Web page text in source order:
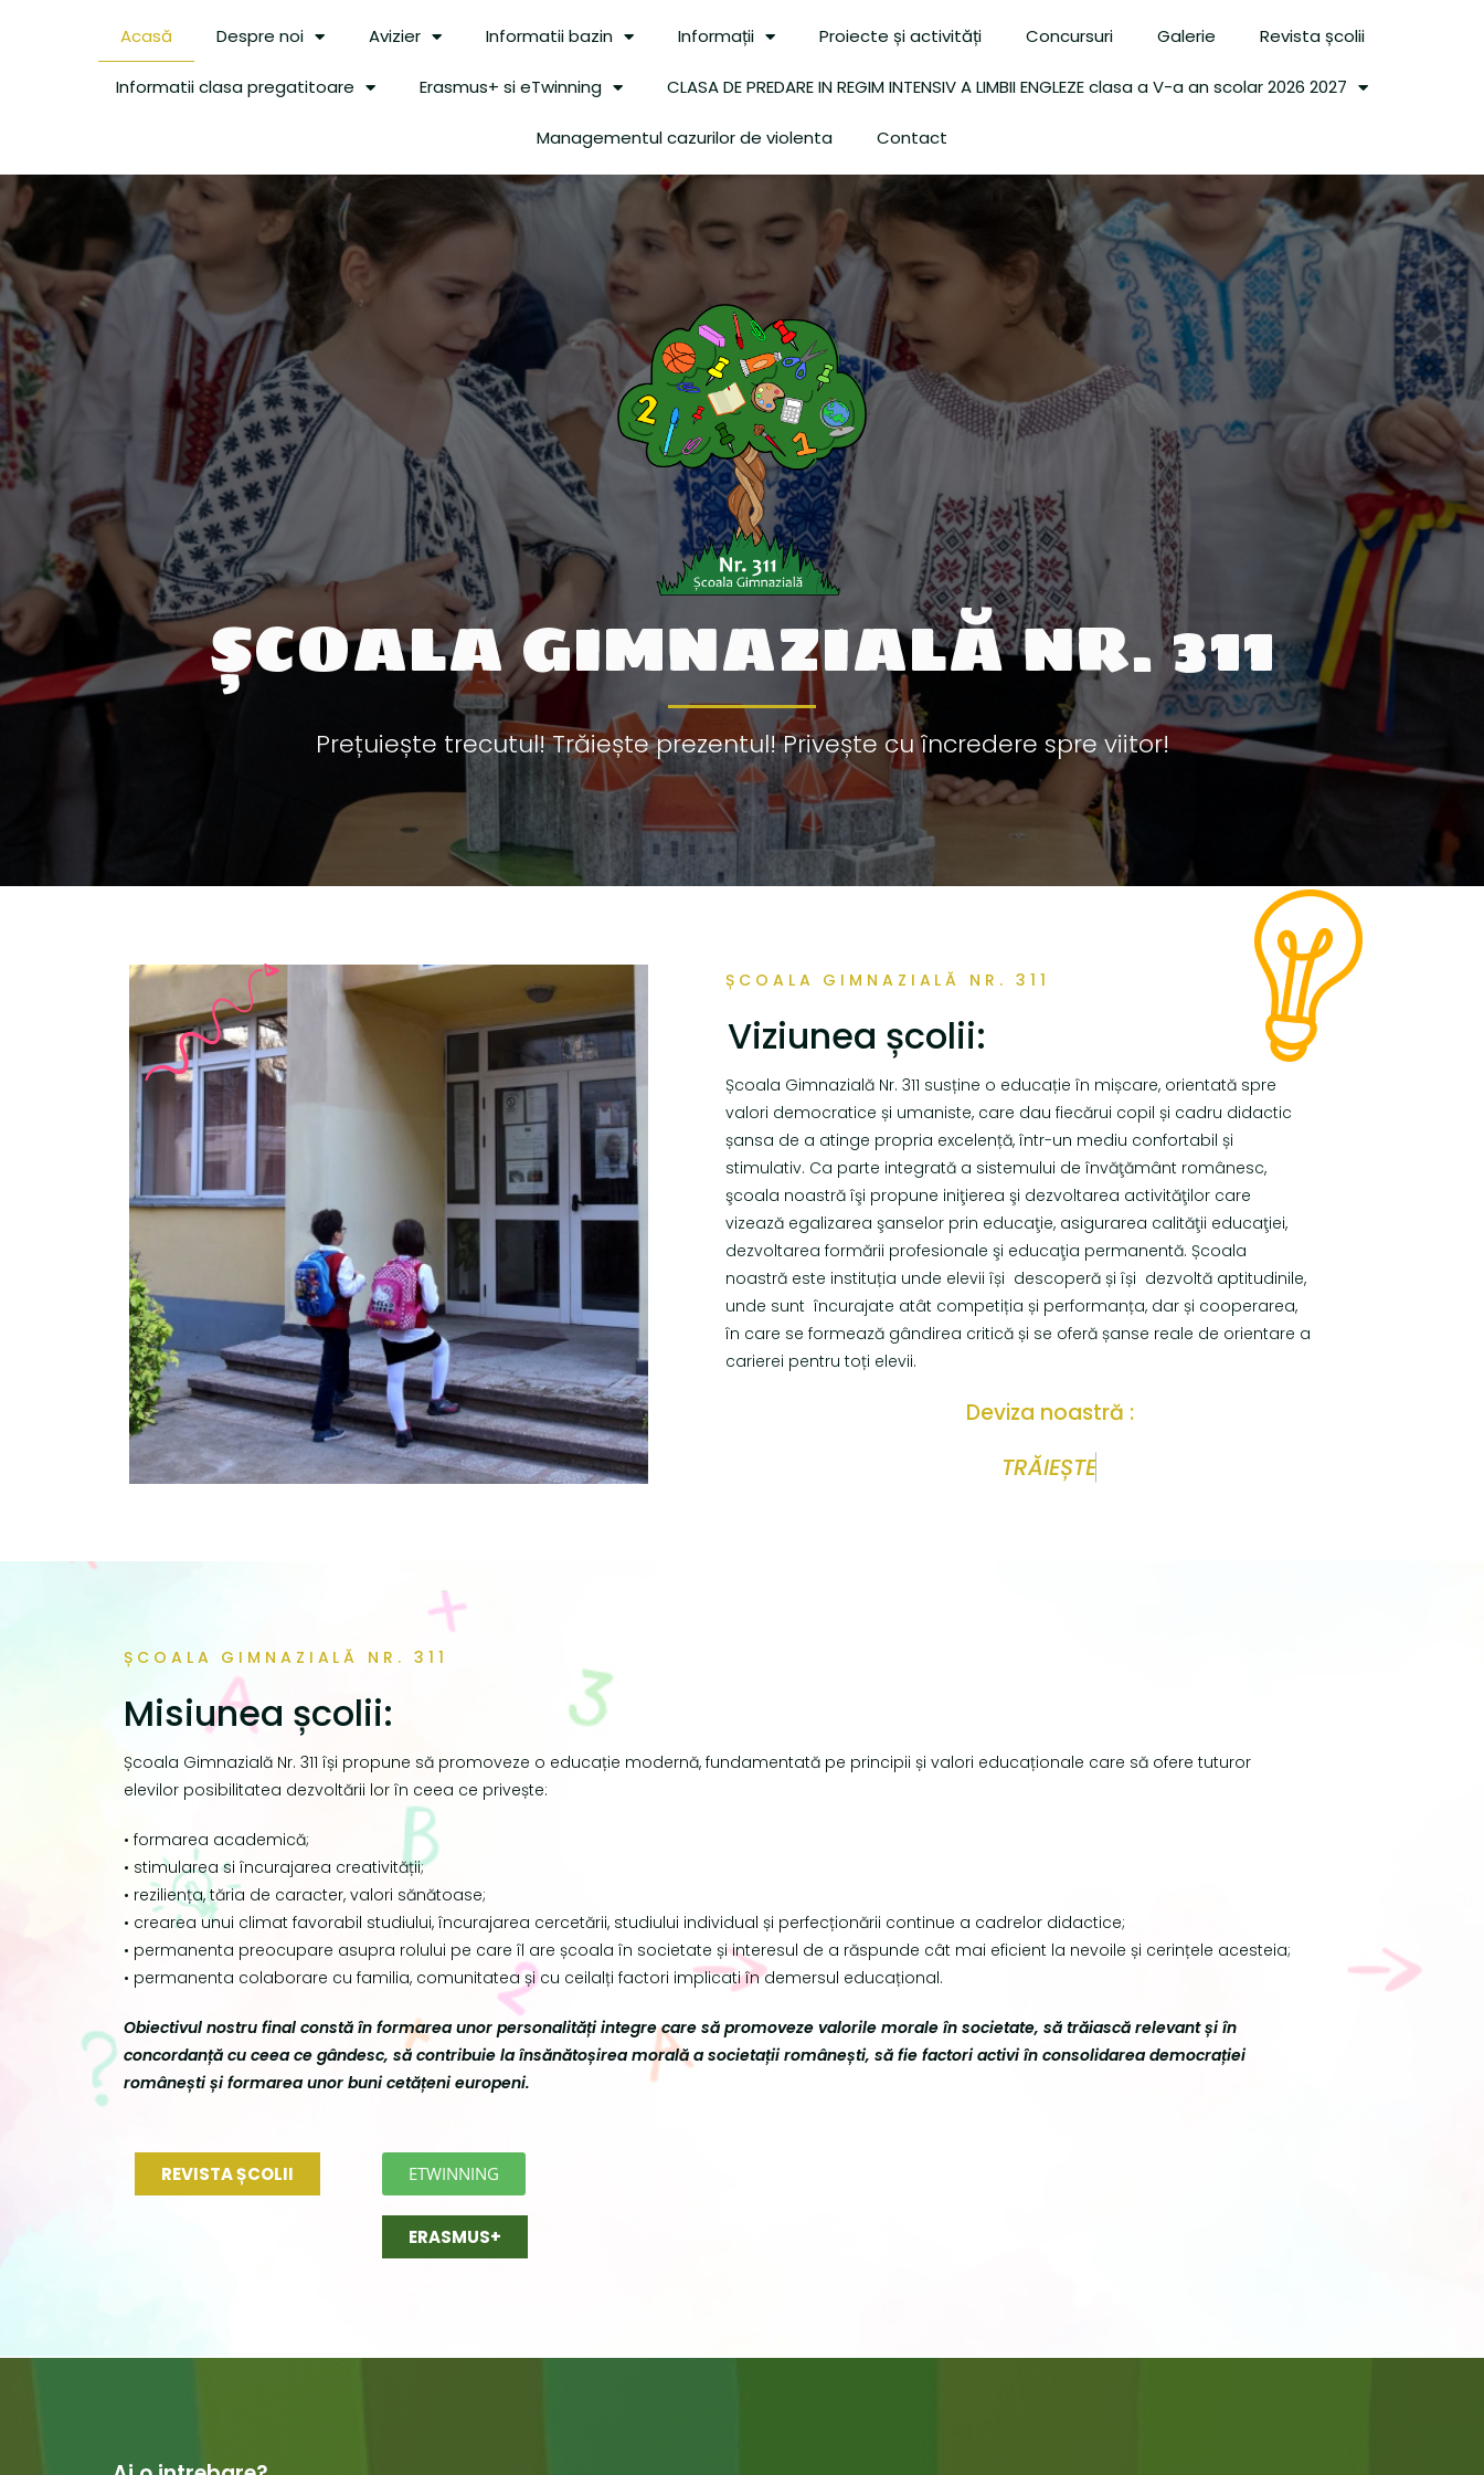
Acasă Despre noi Avizier Informatii bazin Informații Proiecte și activități Concursuri Galerie Revista școlii
Informatii clasa pregatitoare Erasmus+ si eTwinning CLASA DE PREDARE IN REGIM INTENSIV A LIMBII ENGLEZE clasa a V-a an scolar 2026 2027
Managementul cazurilor de violenta Contact
ȘCOALA GIMNAZIALĂ NR. 311
Prețuiește trecutul! Trăiește prezentul! Privește cu încredere spre viitor!
ȘCOALA GIMNAZIALĂ NR. 311
Viziunea școlii:
Școala Gimnazială Nr. 311 susține o educație în mișcare, orientată spre
valori democratice și umaniste, care dau fiecărui copil și cadru didactic
șansa de a atinge propria excelență, într-un mediu confortabil și
stimulativ. Ca parte integrată a sistemului de învăţământ românesc,
şcoala noastră îşi propune iniţierea şi dezvoltarea activităţilor care
vizează egalizarea şanselor prin educaţie, asigurarea calităţii educaţiei,
dezvoltarea formării profesionale şi educaţia permanentă. Școala
noastră este instituția unde elevii își descoperă și își dezvoltă aptitudinile,
unde sunt încurajate atât competiția și performanța, dar și cooperarea,
în care se formează gândirea critică și se oferă șanse reale de orientare a
carierei pentru toți elevii.
Deviza noastră :
ȘTE PREZ
ȘCOALA GIMNAZIALĂ NR. 311
Misiunea școlii:
Școala Gimnazială Nr. 311 își propune să promoveze o educație modernă, fundamentată pe principii și valori educaționale care să ofere tuturor
elevilor posibilitatea dezvoltării lor în ceea ce privește:
• formarea academică;
• stimularea si încurajarea creativității;
• reziliența, tăria de caracter, valori sănătoase;
• crearea unui climat favorabil studiului, încurajarea cercetării, studiului individual și perfecționării continue a cadrelor didactice;
• permanenta preocupare asupra rolului pe care îl are școala în societate și interesul de a răspunde cât mai eficient la nevoile și cerințele acesteia;
• permanenta colaborare cu familia, comunitatea și cu ceilalți factori implicati în demersul educațional.
Obiectivul nostru final constă în formarea unor personalități integre care să promoveze valorile morale în societate, să trăiască relevant și în
concordanță cu ceea ce gândesc, să contribuie la însănătoșirea morală a societații românești, să fie factori activi în consolidarea democrației
românești și formarea unor buni cetățeni europeni.
REVISTA ȘCOLII ETWINNING
ERASMUS+